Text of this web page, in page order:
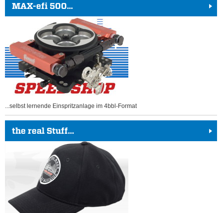
MAX-efi 500...
...selbst lernende Einspritzanlage im 4bbl-Format
the real Stuff…